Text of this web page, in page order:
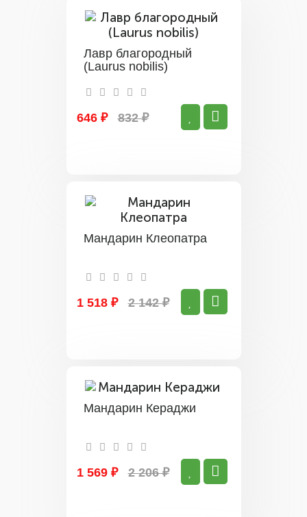
Лавр благородный
(Laurus nobilis)
646 ₽ 832 ₽
Мандарин Клеопатра
1 518 ₽ 2 142 ₽
Мандарин Кераджи
1 569 ₽ 2 206 ₽